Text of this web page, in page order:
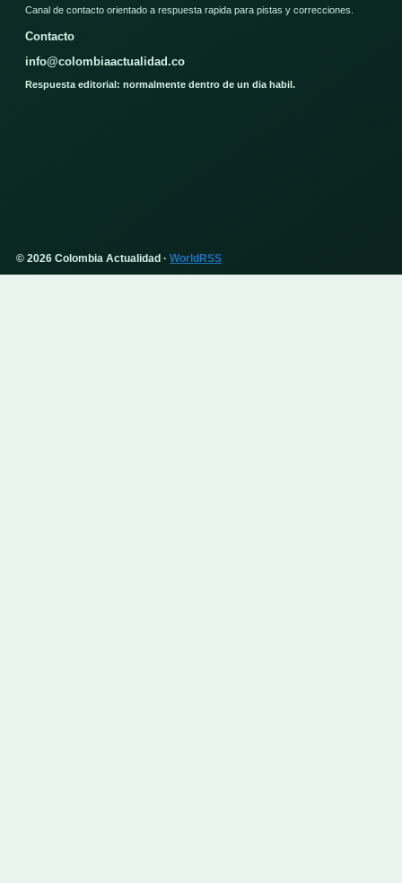
Canal de contacto orientado a respuesta rapida para pistas y correcciones.
Contacto
info@colombiaactualidad.co
Respuesta editorial: normalmente dentro de un dia habil.
© 2026 Colombia Actualidad · WorldRSS